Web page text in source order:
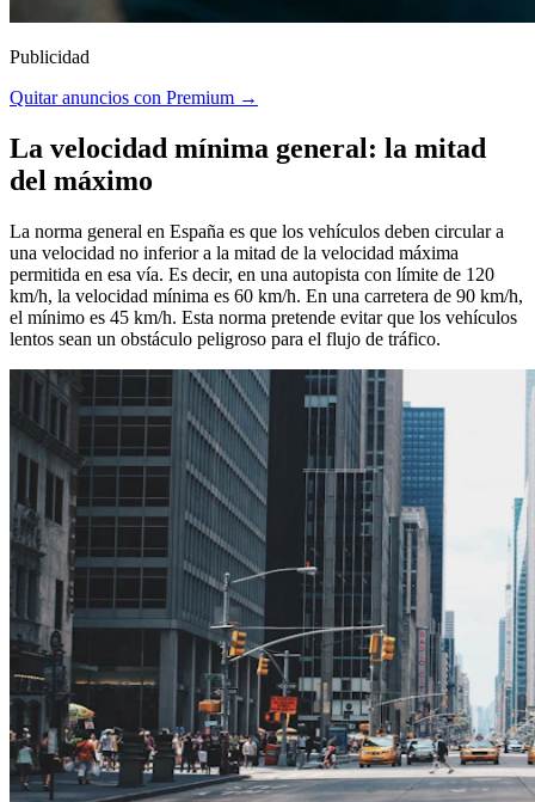
Publicidad
Quitar anuncios con Premium →
La velocidad mínima general: la mitad
del máximo
La norma general en España es que los vehículos deben circular a
una velocidad no inferior a la mitad de la velocidad máxima
permitida en esa vía. Es decir, en una autopista con límite de 120
km/h, la velocidad mínima es 60 km/h. En una carretera de 90 km/h,
el mínimo es 45 km/h. Esta norma pretende evitar que los vehículos
lentos sean un obstáculo peligroso para el flujo de tráfico.